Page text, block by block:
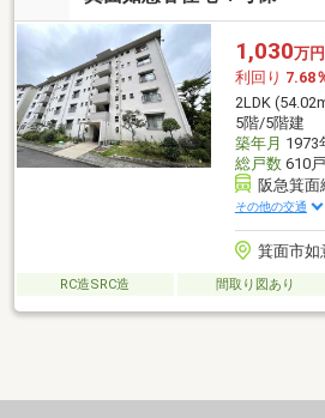
1,030万円
利回り 7.68
2LDK
5階/5階建
築年月 1973
総戸数610戸
阪急箕面
その他の交通
箕面市如
RC造SRC造 間取り図あり